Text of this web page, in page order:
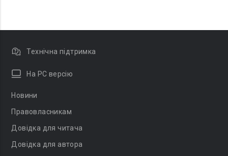
Технічна підтримка
На PC версію
Новини
Правовласникам
Довідка для читача
Довідка для автора